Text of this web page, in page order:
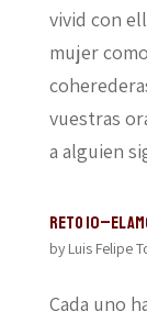
vivid con
mujer
vuestras
a alguien
Reto 10–El
by Luis Felipe
Cada uno